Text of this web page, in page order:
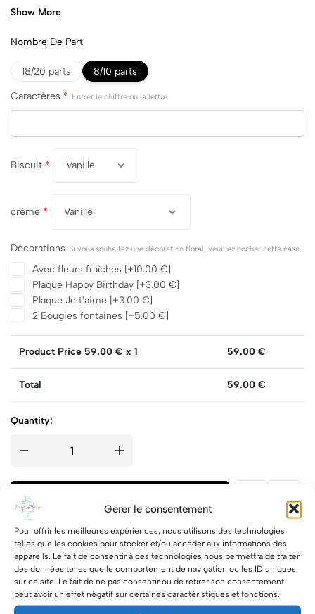
Gérer le consentement
Pour offrir les meilleures expériences, nous utilisons des technologies
telles que les cookies pour stocker et/ou accéder aux informations des
appareils. Le fait de consentir à ces technologies nous permettra de traiter
des données telles que le comportement de navigation ou les ID uniques
sur ce site. Le fait de ne pas consentir ou de retirer son consentement
peut avoir un effet négatif sur certaines caractéristiques et fonctions.
favorisons un design unique à chaque client.
Show More
Nombre De Part
18/20 parts 8/10 parts
Caractères * Entrer le chiffre ou la lettre
Biscuit *
crème *
Décorations Si vous souhaitez une décoration floral, veuillez cocher cette case
Avec fleurs fraîches [+10.00 €]
Plaque Happy Birthday [+3.00 €]
Plaque Je t'aime [+3.00 €]
2 Bougies fontaines [+5.00 €]
Product Price 59.00 € x 1 59.00 €
Total 59.00 €
Quantity:
Share
Category: Number cake
Tags:letter cake ,Number cake